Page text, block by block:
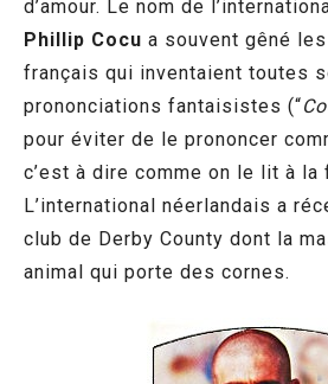
d’amour. Le nom de
Phillip Cocu a souvent gêné
français qui inventaient toutes
prononciations fantaisistes (“
pour éviter de le prononcer
c’est à dire comme on le lit à la
L’international néerlandais a
club de Derby County dont la
animal qui porte des cornes.